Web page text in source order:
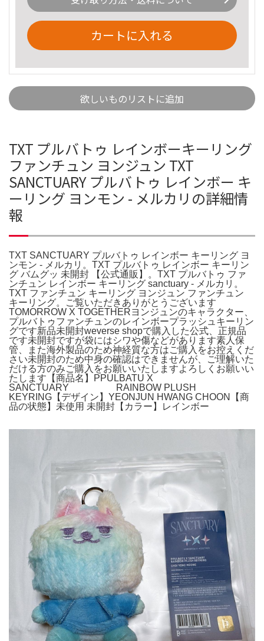
カートに入れる
欲しいものリストに追加
TXT プルバトゥ レインボーキーリング
ファンチュン ヨンジュン TXT
SANCTUARY プルバトゥ レインボー キ
ーリング ヨンモン - メルカリの詳細情
報
TXT SANCTUARY プルバトゥ レインボー キーリング ヨ
ンモン - メルカリ。TXT プルバトゥ レインボー キーリン
グ バムグッ 未開封 【公式通販】。TXT プルバトゥ ファ
ンチュン レインボー キーリング sanctuary - メルカリ。
TXT ファンチュン キーリング ヨンジュン ファンチュン
キーリング。ご覧いただきありがとうございます
TOMORROW X TOGETHERヨンジュンのキャラクター、
プルバトゥファンチュンのレインボープラッシュキーリン
グです新品未開封weverse shopで購入した公式、正規品
です未開封ですが袋にはシワや傷などがあります素人保
管、また海外製品のため神経質な方はご購入をお控えくだ
さい未開封のため中身の確認はできませんが、ご理解いた
だける方のみご購入をお願いいたしますよろしくお願いい
たします【商品名】PPULBATU X
SANCTUARY RAINBOW PLUSH
KEYRING【デザイン】YEONJUN HWANG CHOON【商
品の状態】未使用 未開封【カラー】レインボー